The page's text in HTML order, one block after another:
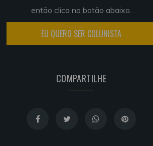
então clica no botão abaixo.
EU QUERO SER COLUNISTA
COMPARTILHE